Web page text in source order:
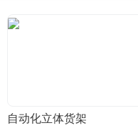
自动化立体货架